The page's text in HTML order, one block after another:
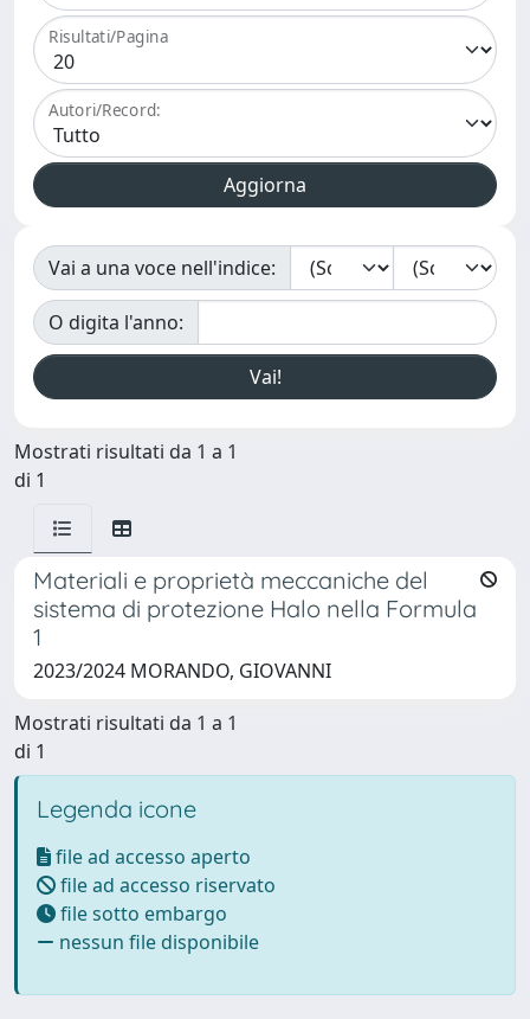
Risultati/Pagina
Autori/Record:
Vai a una voce nell'indice:
O digita l'anno:
Mostrati risultati da 1 a 1
di 1
Materiali e proprietà meccaniche del
sistema di protezione Halo nella Formula
1
2023/2024 MORANDO, GIOVANNI
Mostrati risultati da 1 a 1
di 1
Legenda icone
file ad accesso aperto
file ad accesso riservato
file sotto embargo
nessun file disponibile